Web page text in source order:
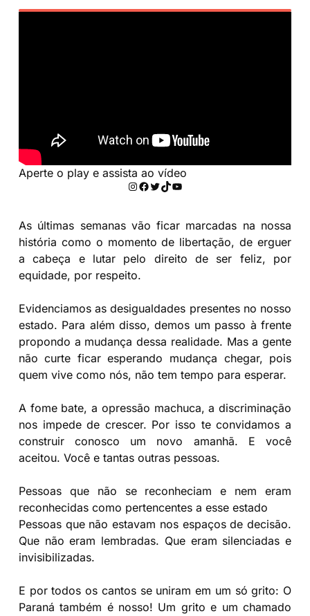
Aperte o play e assista ao vídeo
As últimas semanas vão ficar marcadas na nossa
história como o momento de libertação, de erguer
a cabeça e lutar pelo direito de ser feliz, por
equidade, por respeito.
Evidenciamos as desigualdades presentes no nosso
estado. Para além disso, demos um passo à frente
propondo a mudança dessa realidade. Mas a gente
não curte ficar esperando mudança chegar, pois
quem vive como nós, não tem tempo para esperar.
A fome bate, a opressão machuca, a discriminação
nos impede de crescer. Por isso te convidamos a
construir conosco um novo amanhã. E você
aceitou. Você e tantas outras pessoas.
Pessoas que não se reconheciam e nem eram
reconhecidas como pertencentes a esse estado
Pessoas que não estavam nos espaços de decisão.
Que não eram lembradas. Que eram silenciadas e
invisibilizadas.
E por todos os cantos se uniram em um só grito: O
Paraná também é nosso! Um grito e um chamado